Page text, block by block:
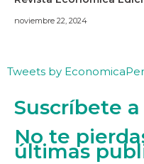
noviembre 22, 2024
Tweets by
Suscríbete
No te
últimas